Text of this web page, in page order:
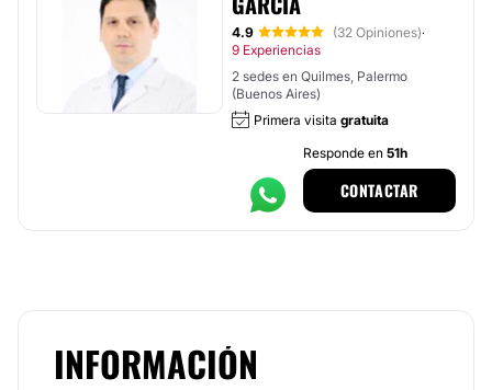
4.9 (32 Opiniones)·
9 Experiencias
2 sedes en Quilmes, Palermo
(Buenos Aires)
Primera visita gratuita
Responde en 51h
CONTACTAR
INFORMACIÓN